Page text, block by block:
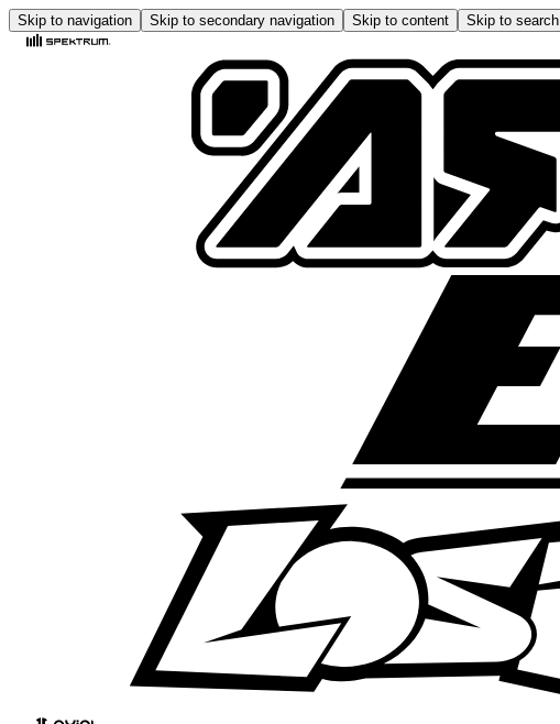
Skip to navigation Skip to secondary navigation Skip to content Skip to search